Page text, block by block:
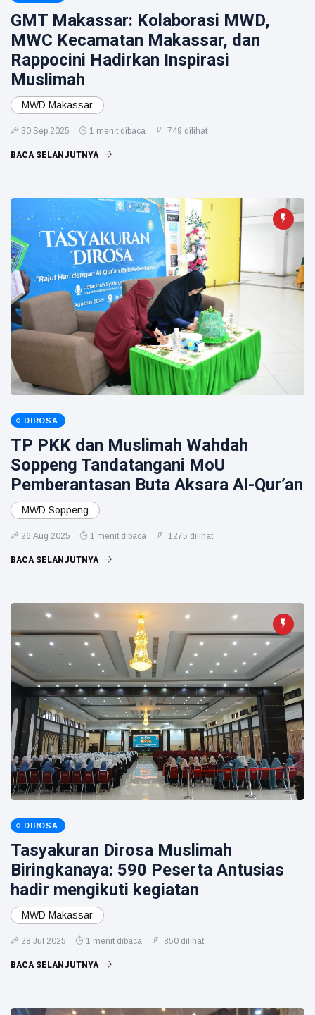
GMT Makassar: Kolaborasi MWD,
MWC Kecamatan Makassar, dan
Rappocini Hadirkan Inspirasi
Muslimah
MWD Makassar
30 Sep 2025 1 menit dibaca 749 dilihat
BACA SELANJUTNYA
DIROSA
TP PKK dan Muslimah Wahdah
Soppeng Tandatangani MoU
Pemberantasan Buta Aksara Al-Qur’an
MWD Soppeng
26 Aug 2025 1 menit dibaca 1275 dilihat
BACA SELANJUTNYA
DIROSA
Tasyakuran Dirosa Muslimah
Biringkanaya: 590 Peserta Antusias
hadir mengikuti kegiatan
MWD Makassar
28 Jul 2025 1 menit dibaca 850 dilihat
BACA SELANJUTNYA